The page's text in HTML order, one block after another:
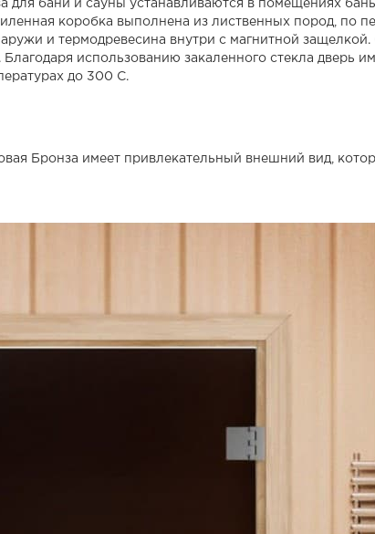
бани и сауны устанавливаются в помещениях
коробка выполнена из лиственных пород, по
и термодревесина внутри с магнитной
использованию закаленного стекла дверь
до 300 С.
Бронза имеет привлекательный внешний вид,